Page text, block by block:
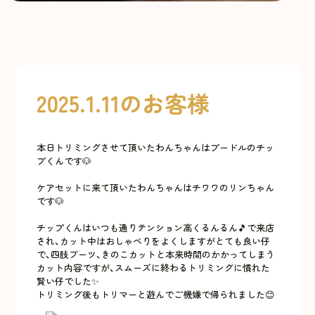
2025.1.11のお客様
本日トリミングさせて頂いたわんちゃんはプードルのチッ
プくんです🐶
ケアセットに来て頂いたわんちゃんはチワワのリンちゃん
です🐶
チップくんはいつも通りテンション高くるんるん🎵で来店
され、カット中はおしゃべりをよくしますがとても良い仔
で、四肢ブーツ、きのこカットと本来時間のかかってしまう
カット内容ですが、スムーズに終わるトリミングに慣れた
賢い仔でした✨
トリミング後もトリマーと遊んでご機嫌で帰られました😊